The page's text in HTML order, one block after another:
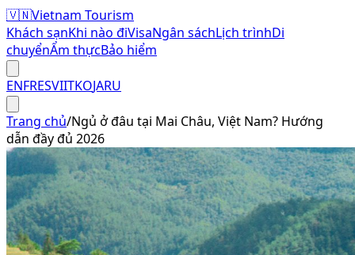
🇻🇳Vietnam Tourism
Khách sạnKhi nào điVisaNgân sáchLịch trìnhDi
chuyểnẨm thựcBảo hiểm
ENFRESVIITKOJARU
Trang chủ/Ngủ ở đâu tại Mai Châu, Việt Nam? Hướng
dẫn đầy đủ 2026